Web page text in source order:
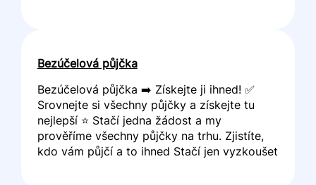
Bezúčelová půjčka
Bezúčelová půjčka ➡️ Získejte ji ihned! ✅
Srovnejte si všechny půjčky a získejte tu
nejlepší ⭐ Stačí jedna žádost a my
prověříme všechny půjčky na trhu. Zjistíte,
kdo vám půjčí a to ihned Stačí jen vyzkoušet